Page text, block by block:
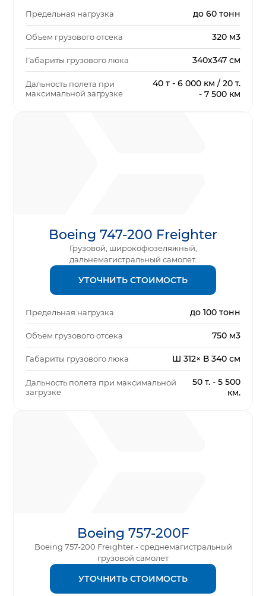
Предельная нагрузка до 60 тонн
Объем грузового отсека 320 м3
Габариты грузового люка 340х347 см
Дальность полета при
максимальной загрузке
40 т - 6 000 км / 20 т.
- 7 500 км
Boeing 747-200 Freighter
Грузовой, широкофюзеляжный,
дальнемагистральный самолет.
УТОЧНИТЬ СТОИМОСТЬ
Предельная нагрузка до 100 тонн
Объем грузового отсека 750 м3
Габариты грузового люка Ш 312× В 340 см
Дальность полета при максимальной
загрузке
50 т. - 5 500
км.
Boeing 757-200F
Boeing 757-200 Freighter - среднемагистральный
грузовой самолет
УТОЧНИТЬ СТОИМОСТЬ